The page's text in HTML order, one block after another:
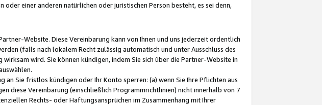
einer anderen natürlichen oder juristischen Person besteht, es sei denn,
Website. Diese Vereinbarung kann von Ihnen und uns jederzeit ordentlich
(falls nach lokalem Recht zulässig automatisch und unter Ausschluss des
wird. Sie können kündigen, indem Sie sich über die Partner-Website in
Sie fristlos kündigen oder Ihr Konto sperren: (a) wenn Sie Ihre Pflichten aus
diese Vereinbarung (einschließlich Programmrichtlinien) nicht innerhalb von 7
Rechts- oder Haftungsansprüchen im Zusammenhang mit Ihrer